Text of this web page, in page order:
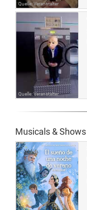
Quelle: Veranstalter
Quelle: Veranstalter
Musicals & Shows